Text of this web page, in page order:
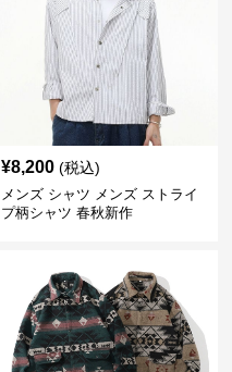
¥8,200 (税込)
メンズ シャツ メンズ ストライ
プ柄シャツ 春秋新作